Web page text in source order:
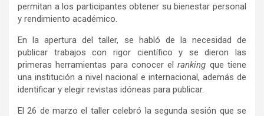
permitan a los participantes obtener su bienestar personal
y rendimiento académico.
En la apertura del taller, se habló de la necesidad de
publicar trabajos con rigor científico y se dieron las
primeras herramientas para conocer elranking que tiene
una institución a nivel nacional e internacional, además de
identificar y elegir revistas idóneas para publicar.
El 26 de marzo el taller celebró la segunda sesión que se